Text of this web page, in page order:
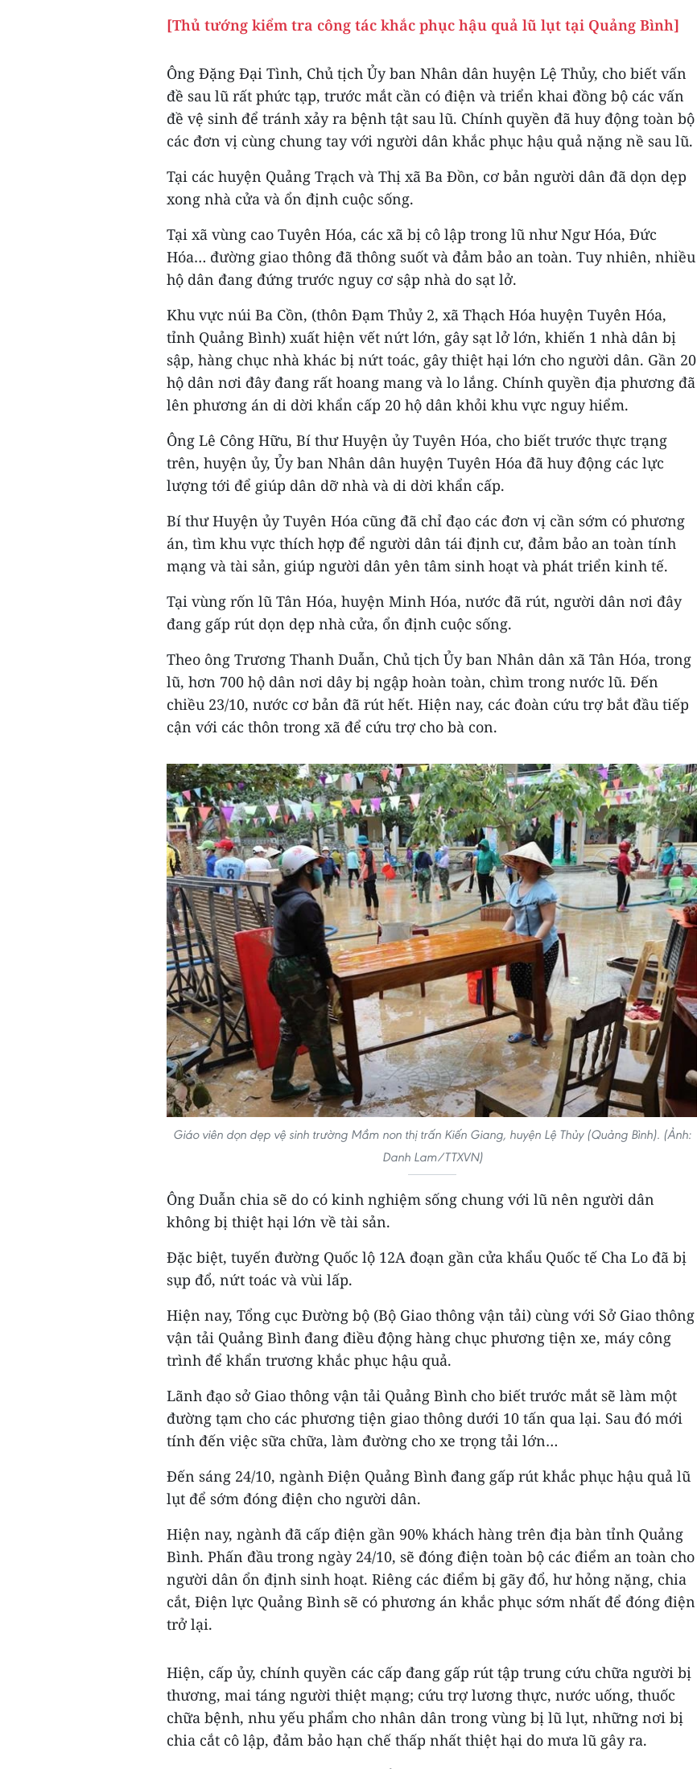
[Thủ tướng kiểm tra công tác khắc phục hậu quả lũ lụt tại Quảng Bình]
Ông Đặng Đại Tình, Chủ tịch Ủy ban Nhân dân huyện Lệ Thủy, cho biết vấn
đề sau lũ rất phức tạp, trước mắt cần có điện và triển khai đồng bộ các vấn
đề vệ sinh để tránh xảy ra bệnh tật sau lũ. Chính quyền đã huy động toàn bộ
các đơn vị cùng chung tay với người dân khắc phục hậu quả nặng nề sau lũ.
Tại các huyện Quảng Trạch và Thị xã Ba Đồn, cơ bản người dân đã dọn dẹp
xong nhà cửa và ổn định cuộc sống.
Tại xã vùng cao Tuyên Hóa, các xã bị cô lập trong lũ như Ngư Hóa, Đức
Hóa… đường giao thông đã thông suốt và đảm bảo an toàn. Tuy nhiên, nhiều
hộ dân đang đứng trước nguy cơ sập nhà do sạt lở.
Khu vực núi Ba Cồn, (thôn Đạm Thủy 2, xã Thạch Hóa huyện Tuyên Hóa,
tỉnh Quảng Bình) xuất hiện vết nứt lớn, gây sạt lở lớn, khiến 1 nhà dân bị
sập, hàng chục nhà khác bị nứt toác, gây thiệt hại lớn cho người dân. Gần 20
hộ dân nơi đây đang rất hoang mang và lo lắng. Chính quyền địa phương đã
lên phương án di dời khẩn cấp 20 hộ dân khỏi khu vực nguy hiểm.
Ông Lê Công Hữu, Bí thư Huyện ủy Tuyên Hóa, cho biết trước thực trạng
trên, huyện ủy, Ủy ban Nhân dân huyện Tuyên Hóa đã huy động các lực
lượng tới để giúp dân dỡ nhà và di dời khẩn cấp.
Bí thư Huyện ủy Tuyên Hóa cũng đã chỉ đạo các đơn vị cần sớm có phương
án, tìm khu vực thích hợp để người dân tái định cư, đảm bảo an toàn tính
mạng và tài sản, giúp người dân yên tâm sinh hoạt và phát triển kinh tế.
Tại vùng rốn lũ Tân Hóa, huyện Minh Hóa, nước đã rút, người dân nơi đây
đang gấp rút dọn dẹp nhà cửa, ổn định cuộc sống.
Theo ông Trương Thanh Duẫn, Chủ tịch Ủy ban Nhân dân xã Tân Hóa, trong
lũ, hơn 700 hộ dân nơi dây bị ngập hoàn toàn, chìm trong nước lũ. Đến
chiều 23/10, nước cơ bản đã rút hết. Hiện nay, các đoàn cứu trợ bắt đầu tiếp
cận với các thôn trong xã để cứu trợ cho bà con.
Giáo viên dọn dẹp vệ sinh trường Mầm non thị trấn Kiến Giang, huyện Lệ Thủy (Quảng Bình). (Ảnh:
Danh Lam/TTXVN)
Ông Duẫn chia sẽ do có kinh nghiệm sống chung với lũ nên người dân
không bị thiệt hại lớn về tài sản.
Đặc biệt, tuyến đường Quốc lộ 12A đoạn gần cửa khẩu Quốc tế Cha Lo đã bị
sụp đổ, nứt toác và vùi lấp.
Hiện nay, Tổng cục Đường bộ (Bộ Giao thông vận tải) cùng với Sở Giao thông
vận tải Quảng Bình đang điều động hàng chục phương tiện xe, máy công
trình để khẩn trương khắc phục hậu quả.
Lãnh đạo sở Giao thông vận tải Quảng Bình cho biết trước mắt sẽ làm một
đường tạm cho các phương tiện giao thông dưới 10 tấn qua lại. Sau đó mới
tính đến việc sữa chữa, làm đường cho xe trọng tải lớn…
Đến sáng 24/10, ngành Điện Quảng Bình đang gấp rút khắc phục hậu quả lũ
lụt để sớm đóng điện cho người dân.
Hiện nay, ngành đã cấp điện gần 90% khách hàng trên địa bàn tỉnh Quảng
Bình. Phấn đầu trong ngày 24/10, sẽ đóng điện toàn bộ các điểm an toàn cho
người dân ổn định sinh hoạt. Riêng các điểm bị gãy đổ, hư hỏng nặng, chia
cắt, Điện lực Quảng Bình sẽ có phương án khắc phục sớm nhất để đóng điện
trở lại.
Hiện, cấp ủy, chính quyền các cấp đang gấp rút tập trung cứu chữa người bị
thương, mai táng người thiệt mạng; cứu trợ lương thực, nước uống, thuốc
chữa bệnh, nhu yếu phẩm cho nhân dân trong vùng bị lũ lụt, những nơi bị
chia cắt cô lập, đảm bảo hạn chế thấp nhất thiệt hại do mưa lũ gây ra.